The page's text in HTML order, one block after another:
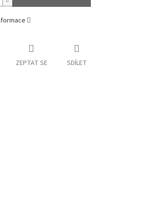
ZEPTAT SE SDÍLET